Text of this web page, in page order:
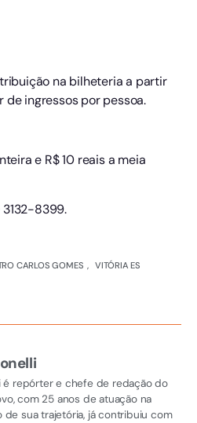
na bilheteria a partir
de ingressos por pessoa.
e R$ 10 reais a meia
8399.
CARLOS GOMES , VITÓRIA ES
é repórter e chefe de redação do
com 25 anos de atuação na
de sua trajetória, já contribuiu com